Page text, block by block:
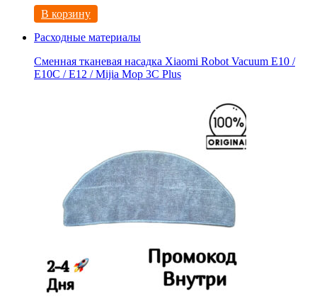
В корзину
Расходные материалы
Сменная тканевая насадка Xiaomi Robot Vacuum E10 /
E10C / E12 / Mijia Mop 3С Рlus